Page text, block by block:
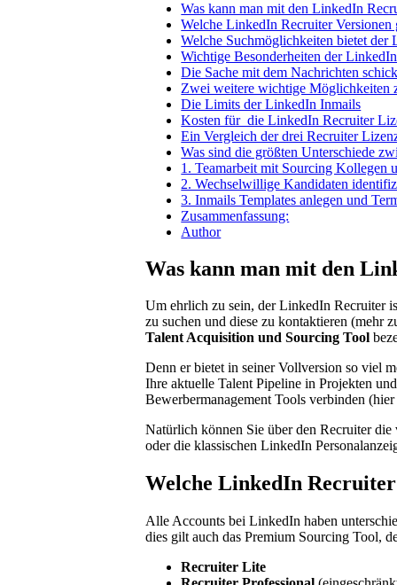
Was kann man mit den LinkedIn
Welche LinkedIn Recruiter
Welche Suchmöglichkeiten bietet der
Wichtige Besonderheiten der
Die Sache mit dem Nachrichten
Zwei weitere wichtige Möglichkeiten
Die Limits der LinkedIn Inmails
Kosten für die LinkedIn Recruiter
Ein Vergleich der drei Recruiter
Was sind die größten Unterschiede
1. Teamarbeit mit Sourcing Kollegen
2. Wechselwillige Kandidaten
3. Inmails Templates anlegen und
Zusammenfassung:
Author
Was kann man mit den
Um ehrlich zu sein, der LinkedIn Recruiter
zu suchen und diese zu kontaktieren (mehr
Talent Acquisition und Sourcing Tool
Denn er bietet in seiner Vollversion so viel
Ihre aktuelle Talent Pipeline in Projekten
Bewerbermanagement Tools verbinden
Natürlich können Sie über den Recruiter
oder die klassischen LinkedIn
Welche LinkedIn
Alle Accounts bei LinkedIn haben
dies gilt auch das Premium Sourcing Tool,
Recruiter Lite